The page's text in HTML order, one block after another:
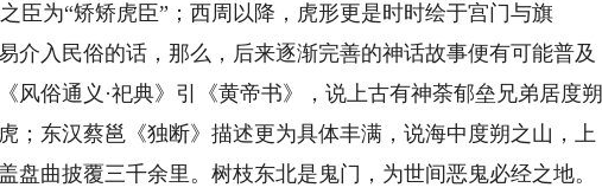
臣为“矫矫虎臣”；西周以降，虎形更是时时绘于宫门与旗
入民俗的话，那么，后来逐渐完善的神话故事便有可能普及
风俗通义·祀典》引《黄帝书》，说上古有神荼郁垒兄弟居度朔
；东汉蔡邕《独断》描述更为具体丰满，说海中度朔之山，上
盘曲披覆三千余里。树枝东北是鬼门，为世间恶鬼必经之地。